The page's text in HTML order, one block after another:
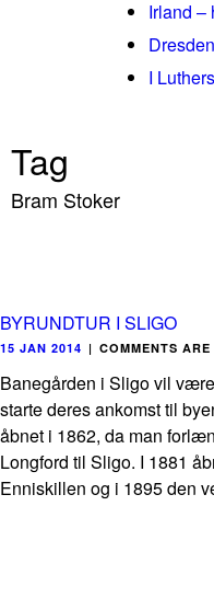
Irland –
I
Tag
Bram Stoker
BYRUNDTUR I SLIGO
15 JAN 2014 | COMMENTS
Banegården i Sligo vil
starte deres ankomst til
åbnet i 1862, da man
Longford til Sligo. I 1881
Enniskillen og i 1895 den